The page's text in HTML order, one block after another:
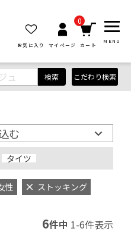
お気に入り マイページ
0
カート
MENU
検索 こだわり検索
む
タイツ
性 ストッキング
6件中 1-6件表示